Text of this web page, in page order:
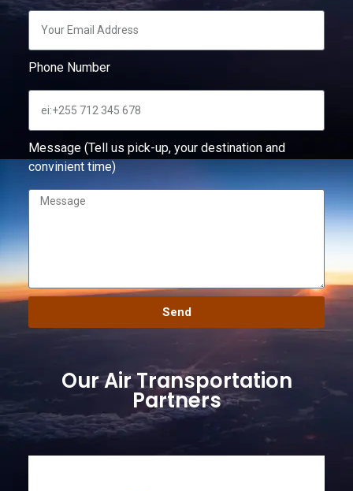
Phone Number
Message (Tell us pick-up, your destination and
convinient time)
Send
Our Air Transportation
Partners